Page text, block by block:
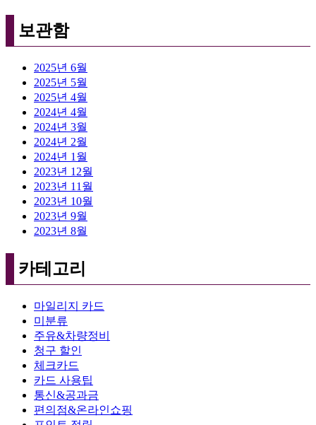
보관함
2025년 6월
2025년 5월
2025년 4월
2024년 4월
2024년 3월
2024년 2월
2024년 1월
2023년 12월
2023년 11월
2023년 10월
2023년 9월
2023년 8월
카테고리
마일리지 카드
미분류
주유&차량정비
청구 할인
체크카드
카드 사용팁
통신&공과금
편의점&온라인쇼핑